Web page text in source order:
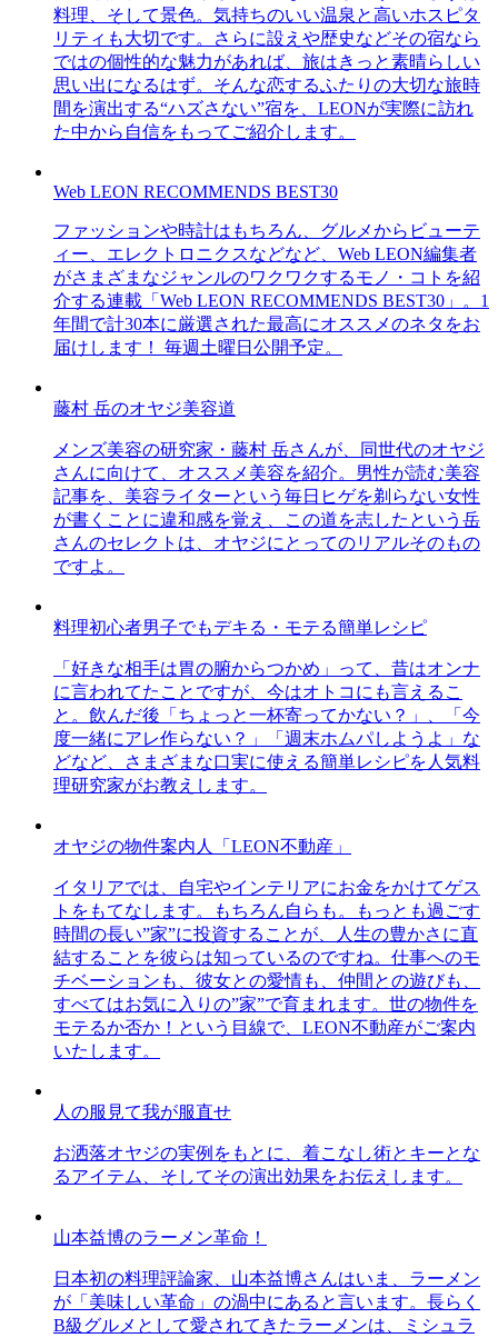
料理、そして景色。気持ちのいい温泉と高いホスピタ
リティも大切です。さらに設えや歴史などその宿なら
ではの個性的な魅力があれば、旅はきっと素晴らしい
思い出になるはず。そんな恋するふたりの大切な旅時
間を演出する“ハズさない”宿を、LEONが実際に訪れ
た中から自信をもってご紹介します。
Web LEON RECOMMENDS BEST30
ファッションや時計はもちろん、グルメからビューテ
ィー、エレクトロニクスなどなど、Web LEON編集者
がさまざまなジャンルのワクワクするモノ・コトを紹
介する連載「Web LEON RECOMMENDS BEST30」。1
年間で計30本に厳選された最高にオススメのネタをお
届けします！ 毎週土曜日公開予定。
藤村 岳のオヤジ美容道
メンズ美容の研究家・藤村 岳さんが、同世代のオヤジ
さんに向けて、オススメ美容を紹介。男性が読む美容
記事を、美容ライターという毎日ヒゲを剃らない女性
が書くことに違和感を覚え、この道を志したという岳
さんのセレクトは、オヤジにとってのリアルそのもの
ですよ。
料理初心者男子でもデキる・モテる簡単レシピ
「好きな相手は胃の腑からつかめ」って、昔はオンナ
に言われてたことですが、今はオトコにも言えるこ
と。飲んだ後「ちょっと一杯寄ってかない？」、「今
度一緒にアレ作らない？」「週末ホムパしようよ」な
どなど、さまざまな口実に使える簡単レシピを人気料
理研究家がお教えします。
オヤジの物件案内人「LEON不動産」
イタリアでは、自宅やインテリアにお金をかけてゲス
トをもてなします。もちろん自らも。もっとも過ごす
時間の長い”家”に投資することが、人生の豊かさに直
結することを彼らは知っているのですね。仕事へのモ
チベーションも、彼女との愛情も、仲間との遊びも、
すべてはお気に入りの”家”で育まれます。世の物件を
モテるか否か！という目線で、LEON不動産がご案内
いたします。
人の服見て我が服直せ
お洒落オヤジの実例をもとに、着こなし術とキーとな
るアイテム、そしてその演出効果をお伝えします。
山本益博のラーメン革命！
日本初の料理評論家、山本益博さんはいま、ラーメン
が「美味しい革命」の渦中にあると言います。長らく
B級グルメとして愛されてきたラーメンは、ミシュラ